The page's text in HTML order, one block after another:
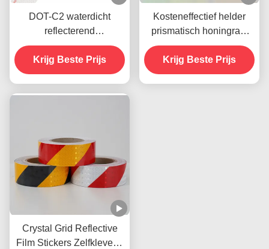
DOT-C2 waterdicht
reflecterend
veiligheidsband in rood
en wit Lijm voor
aanhangwagens
Krijg Beste Prijs
Kosteneffectief helder
prismatisch honingraat
reflecterend
veiligheidsmerkband
Krijg Beste Prijs
Crystal Grid Reflective
Film Stickers Zelfklevend